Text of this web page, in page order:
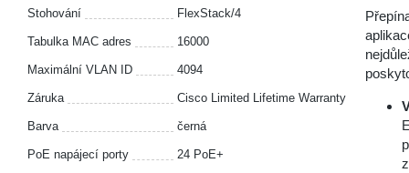
Stohování FlexStack/4
Tabulka MAC adres 16000
Maximální VLAN ID 4094
Záruka Cisco Limited Lifetime Warranty
Barva černá
PoE napájecí porty 24 PoE+